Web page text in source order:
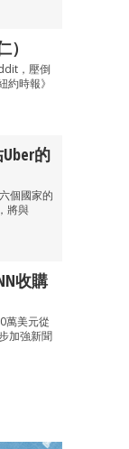
，壓倒
約時報》
的
個國家的
將與
收購
萬美元從
加強新聞